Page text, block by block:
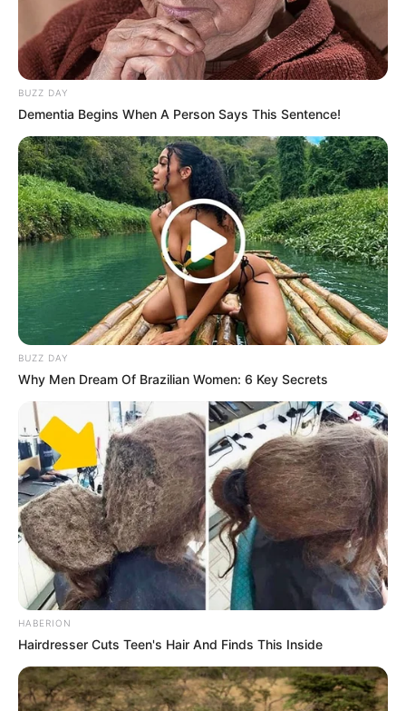
1 ULASAN
Susan
24 Februari 2024 at 23:04
Seram, gak cocok bagi yang gak suka horor.
Cerita
9/10
Pemain
7/10
Akting
9/10
Musik
9/10
Balas
ULASAN
Alamat email Anda tidak akan dipublikasikan. Ruas yang wajib ditandai*
Rating
Cerita
Pemain
BUZZ DAY
Dementia Begins When A Person Says This Sentence!
BUZZ DAY
Why Men Dream Of Brazilian Women: 6 Key Secrets
HABERION
Hairdresser Cuts Teen's Hair And Finds This Inside